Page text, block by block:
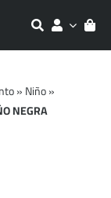
»Niño»
NEGRA